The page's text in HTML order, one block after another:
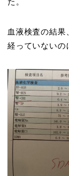
た。
血液検査の結
経っていないの